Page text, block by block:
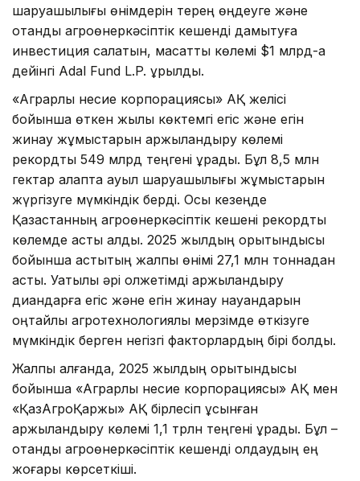
шаруашылығы өнімдерін терең өңдеуге және
отандық агроөнеркәсіптік кешенді дамытуға
инвестиция салатын, мақсатты көлемі $1 млрд-қа
дейінгі Adal Fund L.P. құрылды.
«Аграрлық несие корпорациясы» АҚ желісі
бойынша өткен жылы көктемгі егіс және егін
жинау жұмыстарын қаржыландыру көлемі
рекордтық 549 млрд теңгені құрады. Бұл 8,5 млн
гектар алқапта ауыл шаруашылығы жұмыстарын
жүргізуге мүмкіндік берді. Осы кезеңде
Қазақстанның агроөнеркәсіптік кешені рекордтық
көлемде астық алды. 2025 жылдың қорытындысы
бойынша астықтың жалпы өнімі 27,1 млн тоннадан
асты. Уақтылы әрі қолжетімді қаржыландыру
диқандарға егіс және егін жинау науқандарын
оңтайлы агротехнологиялық мерзімде өткізуге
мүмкіндік берген негізгі факторлардың бірі болды.
Жалпы алғанда, 2025 жылдың қорытындысы
бойынша «Аграрлық несие корпорациясы» АҚ мен
«ҚазАгроҚаржы» АҚ бірлесіп ұсынған
қаржыландыру көлемі 1,1 трлн теңгені құрады. Бұл –
отандық агроөнеркәсіптік кешенді қолдаудың ең
жоғары көрсеткіші.